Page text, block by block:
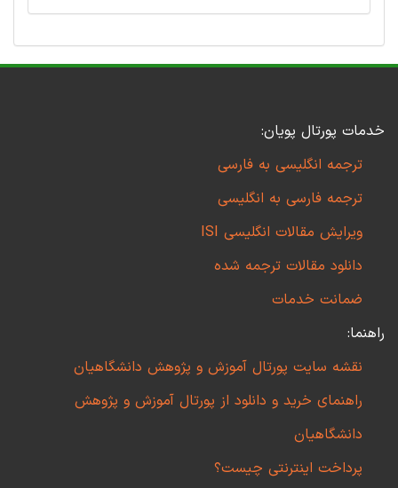
خدمات پورتال پویان:
ترجمه انگلیسی به فارسی
ترجمه فارسی به انگلیسی
ویرایش مقالات انگلیسی ISI
دانلود مقالات ترجمه شده
ضمانت خدمات
راهنما:
نقشه سایت پورتال آموزش و پژوهش دانشگاهیان
راهنمای خرید و دانلود از پورتال آموزش و پژوهش
دانشگاهیان
پرداخت اینترنتی چیست؟